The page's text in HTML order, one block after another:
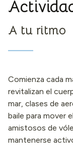
A tu ritmo
Comienza cada
revitalizan el
mar, clases de
baile para mover
amistosos de
mantenerse